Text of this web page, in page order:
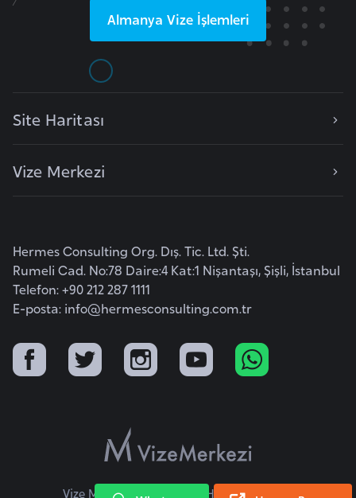
Almanya Vize İşlemleri
Site Haritası
Vize Merkezi
Hermes Consulting Org. Dış. Tic. Ltd. Şti.
Rumeli Cad. No:78 Daire:4 Kat:1 Nişantaşı, Şişli, İstanbul
Telefon: +90 212 287 1111
E-posta: info@hermesconsulting.com.tr
Vize Merkezi © 2026 Tüm Hakları Saklıdır.
n
n
s
n
a
H
e
r
s